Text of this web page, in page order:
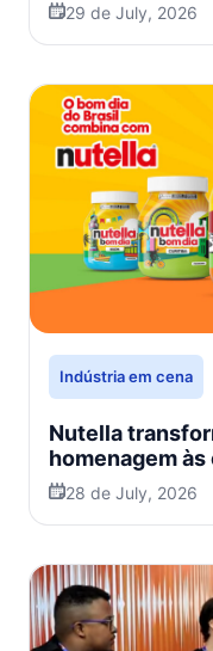
29 de July, 2026
Indústria em cena
Nutella
homenagem
28 de July, 2026